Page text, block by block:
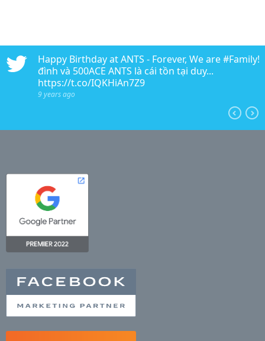
Happy Birthday at ANTS - Forever, We are
đình và 500ACE ANTS là cái tồn tại duy...
https://t.co/IQKHiAn7Z9
9 years ago